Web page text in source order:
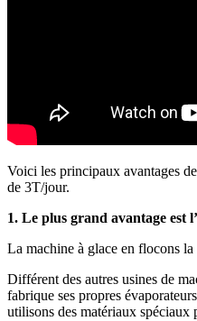
Voici les principaux avantages
de 3T/jour.
1. Le plus grand avantage est
La machine à glace en flocons
Différent des autres usines de
fabrique ses propres
utilisons des matériaux